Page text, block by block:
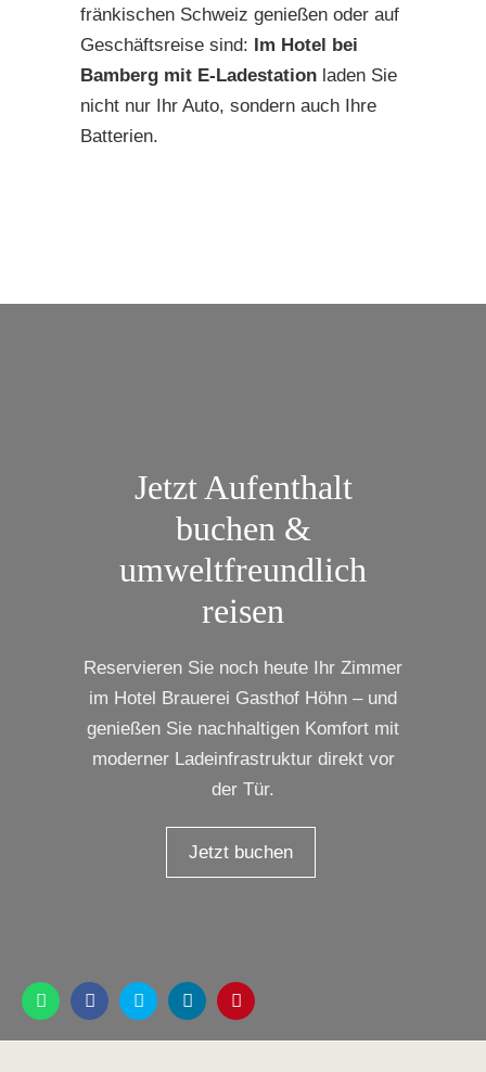
fränkischen Schweiz genießen oder auf
Geschäftsreise sind: Im Hotel bei
Bamberg mit E-Ladestation laden Sie
nicht nur Ihr Auto, sondern auch Ihre
Batterien.
Jetzt Aufenthalt
buchen &
umweltfreundlich
reisen
Reservieren Sie noch heute Ihr Zimmer
im Hotel Brauerei Gasthof Höhn – und
genießen Sie nachhaltigen Komfort mit
moderner Ladeinfrastruktur direkt vor
der Tür.
Jetzt buchen